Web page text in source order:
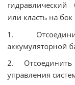
гидравлический
или класть на
1.
аккумуляторной
2.
управления